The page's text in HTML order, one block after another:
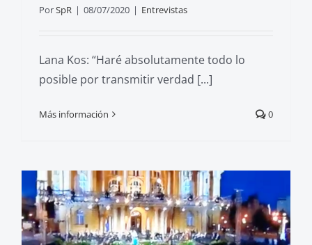
PorSpR | 08/07/2020 | Entrevistas
Lana Kos: “Haré absolutamente todo lo
posible por transmitir verdad [...]
Más información 0